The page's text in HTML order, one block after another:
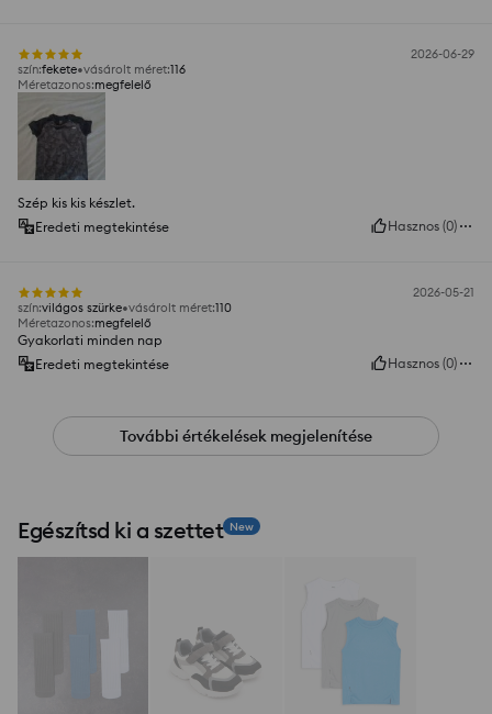
2026-06-29
szín:fekete vásárolt méret:116
Méretazonos:megfelelő
Szép kis kis készlet.
Eredeti megtekintése
Hasznos (0)
2026-05-21
szín:világos szürke vásárolt méret:110
Méretazonos:megfelelő
Gyakorlati minden nap
Eredeti megtekintése
Hasznos (0)
További értékelések megjelenítése
Egészítsd ki a szettet New